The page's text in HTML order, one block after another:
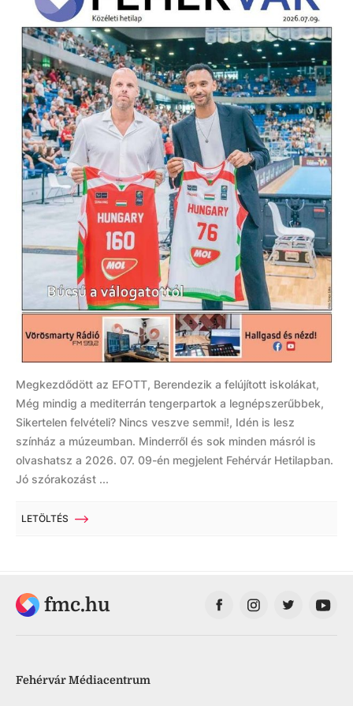
Megkezdődött az EFOTT, Berendezik a felújított iskolákat,
Még mindig a mediterrán tengerpartok a legnépszerűbbek,
Sikertelen felvételi? Nincs veszve semmi!, Idén is lesz
színház a múzeumban. Minderről és sok minden másról is
olvashatsz a 2026. 07. 09-én megjelent Fehérvár Hetilapban.
Jó szórakozást ...
LETÖLTÉS
fmc.hu
Fehérvár Médiacentrum